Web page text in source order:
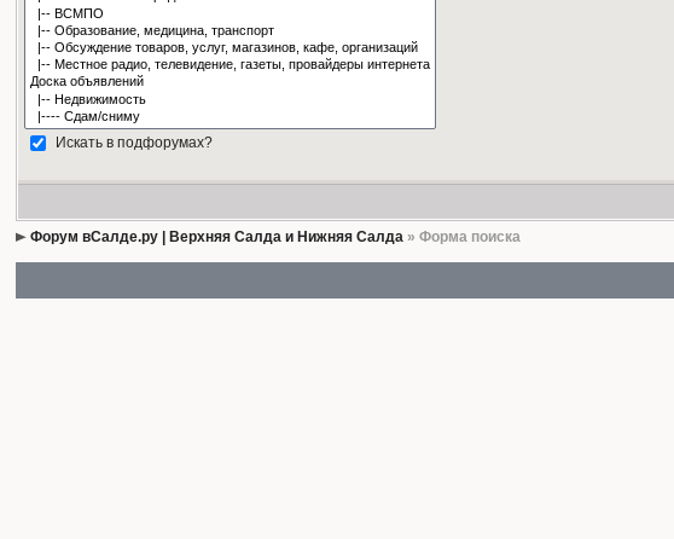
Искать в подфорумах?
Форум вСалде.ру | Верхняя Салда и Нижняя Салда » Форма поиска